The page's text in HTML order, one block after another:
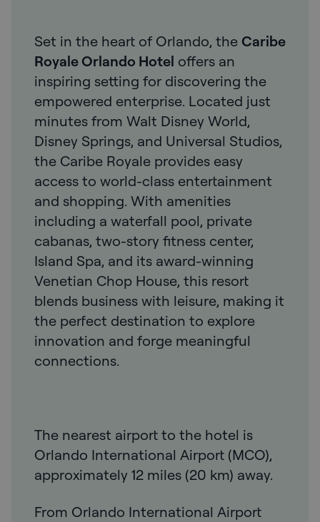
Set in the heart of Orlando, the Caribe
Royale Orlando Hotel offers an
inspiring setting for discovering the
empowered enterprise. Located just
minutes from Walt Disney World,
Disney Springs, and Universal Studios,
the Caribe Royale provides easy
access to world-class entertainment
and shopping. With amenities
including a waterfall pool, private
cabanas, two-story fitness center,
Island Spa, and its award-winning
Venetian Chop House, this resort
blends business with leisure, making it
the perfect destination to explore
innovation and forge meaningful
connections.
The nearest airport to the hotel is
Orlando International Airport (MCO),
approximately 12 miles (20 km) away.
From Orlando International Airport